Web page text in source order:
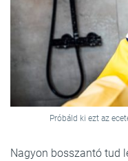
Próbáld ki ezt az
Nagyon bosszantó tud